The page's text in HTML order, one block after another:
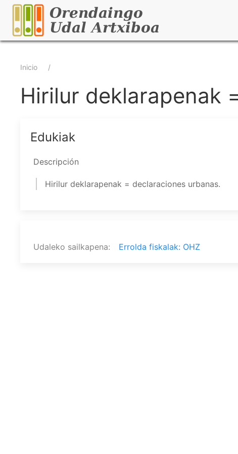
Pasar
contenido
principal
Sobrescribir
enlaces
ayuda
navegación
Inicio
Hirilur deklarapenak
Edukiak
Descripción
Hirilur deklarapenak = declaraciones urbanas.
Udaleko sailkapena Errolda fiskalak: OHZ